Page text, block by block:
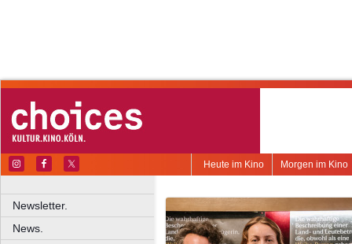
Morgen im Kino
Heute im Kino
Newsletter.
News.